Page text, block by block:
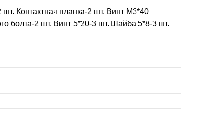
Контактная планка-2 шт. Винт М3*40
болта-2 шт. Винт 5*20-3 шт. Шайба 5*8-3 шт.